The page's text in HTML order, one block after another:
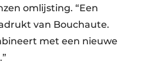
omlijsting. “Een
van Bouchaute.
met een nieuwe